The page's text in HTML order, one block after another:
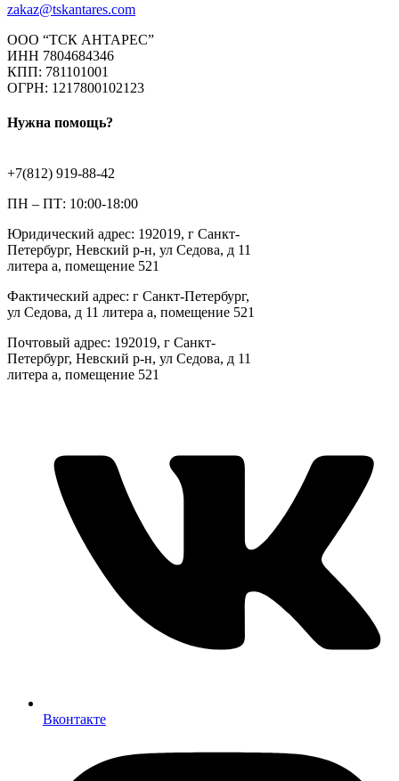
zakaz@tskantares.com
ООО “ТСК АНТАРЕС”
ИНН 7804684346
КПП: 781101001
ОГРН: 1217800102123
Нужна помощь?
+7(812) 919-88-42
ПН – ПТ: 10:00-18:00
Юридический адрес: 192019, г Санкт-
Петербург, Невский р-н, ул Седова, д 11
литера а, помещение 521
Фактический адрес: г Санкт-Петербург,
ул Седова, д 11 литера а, помещение 521
Почтовый адрес: 192019, г Санкт-
Петербург, Невский р-н, ул Седова, д 11
литера а, помещение 521
Вконтакте